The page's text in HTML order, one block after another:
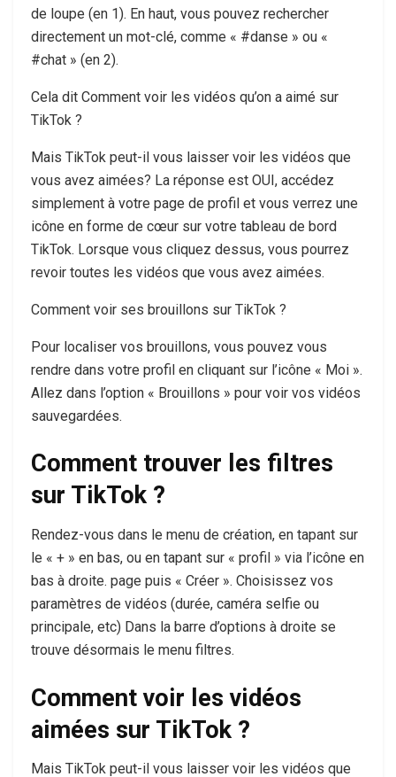
de loupe (en 1). En haut, vous pouvez rechercher
directement un mot-clé, comme « #danse » ou «
#chat » (en 2).
Cela dit Comment voir les vidéos qu’on a aimé sur
TikTok ?
Mais TikTok peut-il vous laisser voir les vidéos que
vous avez aimées? La réponse est OUI, accédez
simplement à votre page de profil et vous verrez une
icône en forme de cœur sur votre tableau de bord
TikTok. Lorsque vous cliquez dessus, vous pourrez
revoir toutes les vidéos que vous avez aimées.
Comment voir ses brouillons sur TikTok ?
Pour localiser vos brouillons, vous pouvez vous
rendre dans votre profil en cliquant sur l’icône « Moi ».
Allez dans l’option « Brouillons » pour voir vos vidéos
sauvegardées.
Comment trouver les filtres
sur TikTok ?
Rendez-vous dans le menu de création, en tapant sur
le « + » en bas, ou en tapant sur « profil » via l’icône en
bas à droite. page puis « Créer ». Choisissez vos
paramètres de vidéos (durée, caméra selfie ou
principale, etc) Dans la barre d’options à droite se
trouve désormais le menu filtres.
Comment voir les vidéos
aimées sur TikTok ?
Mais TikTok peut-il vous laisser voir les vidéos que